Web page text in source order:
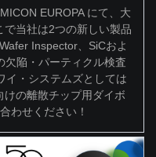
EUROPA にて、大
当社は2つの新しい製品
Inspector、SiCおよ
欠陥・パーティクル検査
イ・システムズとしては
けの離散チップ用ダイボ
わせください！